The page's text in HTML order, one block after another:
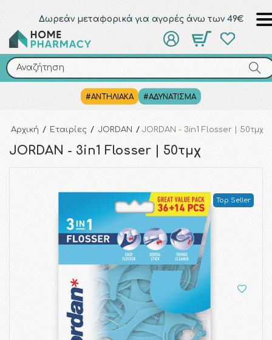
Δωρεάν μεταφορικά για αγορές άνω των 49€
Αναζήτηση
#ΑΝΤΗΛΙΑΚΑ #ΑΔΥΝΑΤΙΣΜΑ
Αναζήτηση
Αρχική / Εταιρίες / JORDAN / JORDAN - 3in1 Flosser | 50τμχ
JORDAN - 3in1 Flosser | 50τμχ
Top Seller